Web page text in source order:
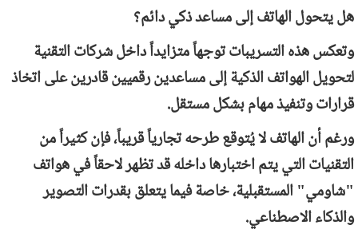
هل يتحول الهاتف إلى مساعد ذكي دائم؟
وتعكس هذه التسريبات توجهاً متزايداً داخل شركات التقنية
لتحويل الهواتف الذكية إلى مساعدين رقميين قادرين على اتخاذ
قرارات وتنفيذ مهام بشكل مستقل.
ورغم أن الهاتف لا يُتوقع طرحه تجارياً قريباً، فإن كثيراً من
التقنيات التي يتم اختبارها داخله قد تظهر لاحقاً في هواتف
"شاومي" المستقبلية، خاصة فيما يتعلق بقدرات التصوير
والذكاء الاصطناعي.